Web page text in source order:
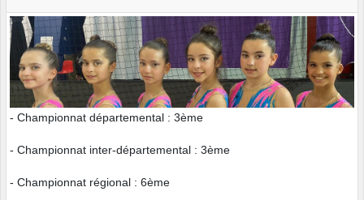
- Championnat départemental : 3ème
- Championnat inter-départemental : 3ème
- Championnat régional : 6ème